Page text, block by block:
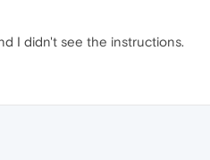
I didn't see the instructions.